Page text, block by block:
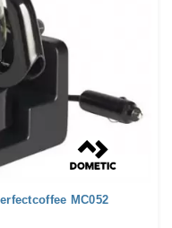
MC052